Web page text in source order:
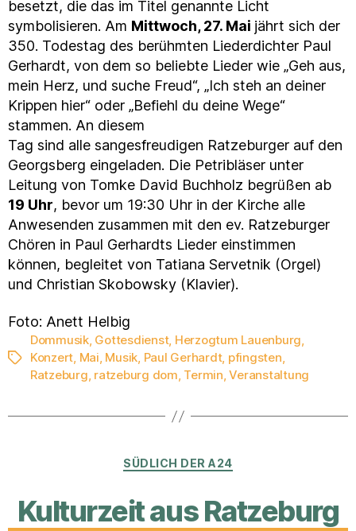
besetzt, die das im Titel genannte Licht
symbolisieren. Am Mittwoch, 27. Mai jährt sich der
350. Todestag des berühmten Liederdichter Paul
Gerhardt, von dem so beliebte Lieder wie „Geh aus,
mein Herz, und suche Freud“, „Ich steh an deiner
Krippen hier“ oder „Befiehl du deine Wege“
stammen. An diesem
Tag sind alle sangesfreudigen Ratzeburger auf den
Georgsberg eingeladen. Die Petribläser unter
Leitung von Tomke David Buchholz begrüßen ab
19 Uhr, bevor um 19:30 Uhr in der Kirche alle
Anwesenden zusammen mit den ev. Ratzeburger
Chören in Paul Gerhardts Lieder einstimmen
können, begleitet von Tatiana Servetnik (Orgel)
und Christian Skobowsky (Klavier).
Foto: Anett Helbig
Schlagwörter
Dommusik, Gottesdienst, Herzogtum Lauenburg,
Konzert, Mai, Musik, Paul Gerhardt, pfingsten,
Ratzeburg, ratzeburg dom, Termin,Veranstaltung
Kategorien
SÜDLICH DER A24
Kulturzeit aus Ratzeburg